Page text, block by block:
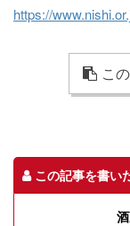
https://
こ
この記事を書い